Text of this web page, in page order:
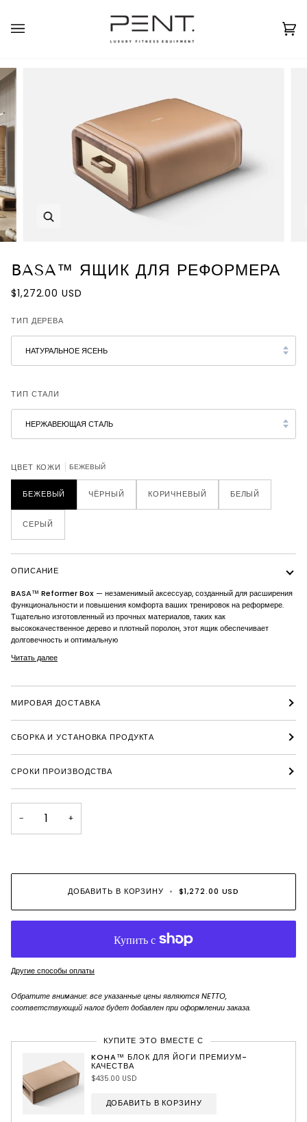
контенту
(0)
BASA™ ЯЩИК ДЛЯ РЕФОРМЕРА
$1,272.00 USD
ТИП ДЕРЕВА
НАТУРАЛЬНОЕ ЯСЕНЬ
ТИП СТАЛИ
НЕРЖАВЕЮЩАЯ СТАЛЬ
ЦВЕТ КОЖИ БЕЖЕВЫЙ
БЕЖЕВЫЙ ЧЁРНЫЙ КОРИЧНЕВЫЙ БЕЛЫЙ
СЕРЫЙ
ОПИСАНИЕ
BASA™ Reformer Box— незаменимый аксессуар, созданный для расширения
функциональности и повышения комфорта ваших тренировок на реформере.
Тщательно изготовленный из прочных материалов, таких как
высококачественное дерево и плотный поролон, этот ящик обеспечивает
долговечность и оптимальную
Читать далее
МИРОВАЯ ДОСТАВКА
СБОРКА И УСТАНОВКА ПРОДУКТА
СРОКИ ПРОИЗВОДСТВА
− +
ДОБАВИТЬ В КОРЗИНУ • $1,272.00 USD
Другие способы оплаты
Обратите внимание: все указанные цены являются NETTO,
соответствующий налог будет добавлен при оформлении заказа.
КУПИТЕ ЭТО ВМЕСТЕ С
KOHA™ БЛОК ДЛЯ ЙОГИ ПРЕМИУМ-
КАЧЕСТВА
$435.00 USD
ДОБАВИТЬ В КОРЗИНУ